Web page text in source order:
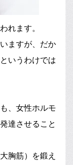
れます。
ますが、だか
いうわけでは
、女性ホルモ
達させること
胸筋）を鍛え